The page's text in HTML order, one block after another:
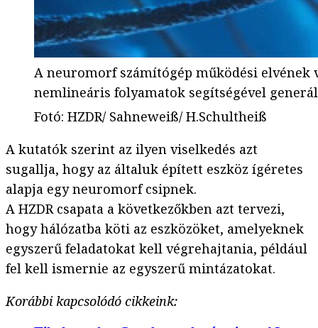
A neuromorf számítógép működési elvének
nemlineáris folyamatok segítségével
Fotó: HZDR/ Sahneweiß/ H.Schultheiß
A kutatók szerint az ilyen viselkedés azt
sugallja, hogy az általuk épített eszköz ígéretes
alapja egy neuromorf csipnek.
A HZDR csapata a következőkben azt tervezi,
hogy hálózatba köti az eszközöket, amelyeknek
egyszerű feladatokat kell végrehajtania, például
fel kell ismernie az egyszerű mintázatokat.
Korábbi kapcsolódó cikkeink: